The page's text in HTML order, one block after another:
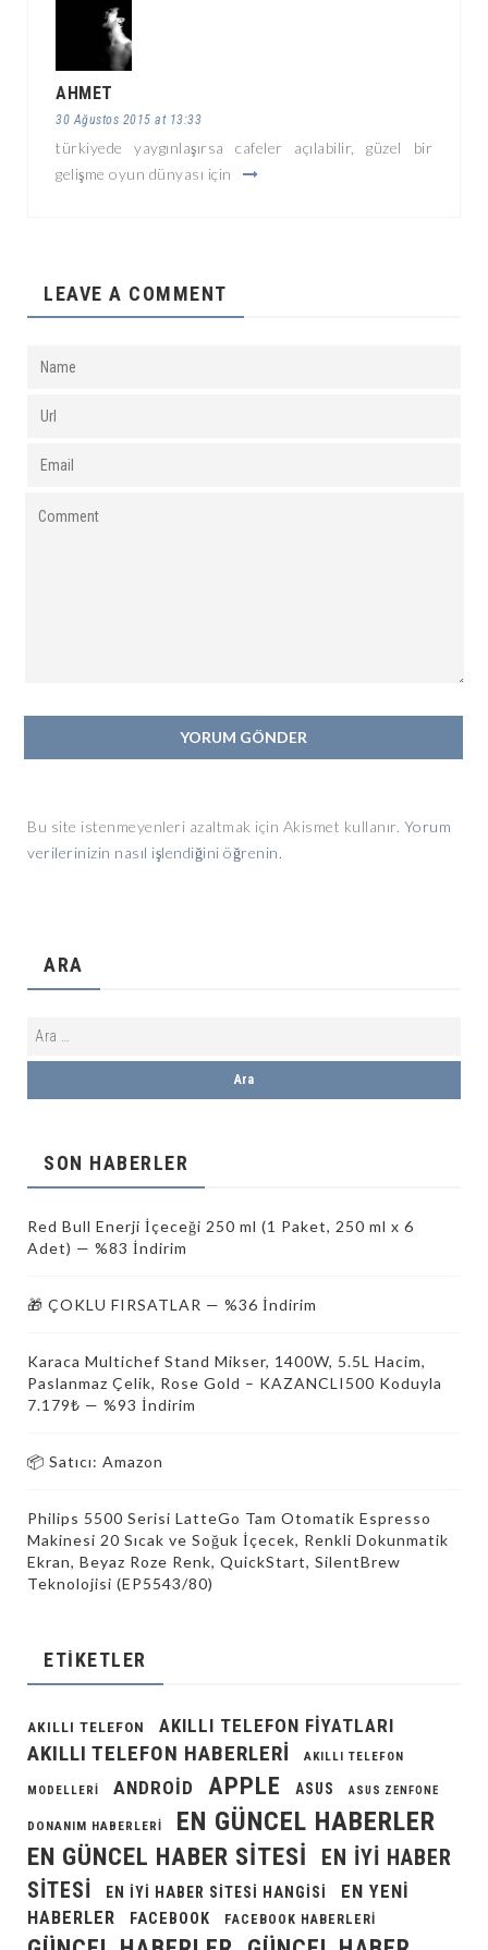
AHMET
30 Ağustos 2015 at 13:33
türkiyede yaygınlaşırsa cafeler açılabilir, güzel bir
gelişme oyun dünyası için
LEAVE A COMMENT
Bu site istenmeyenleri azaltmak için Akismet kullanır. Yorum
verilerinizin nasıl işlendiğini öğrenin.
ARA
SON HABERLER
Red Bull Enerji İçeceği 250 ml (1 Paket, 250 ml x 6
Adet) — %83 İndirim
🎁 ÇOKLU FIRSATLAR — %36 İndirim
Karaca Multichef Stand Mikser, 1400W, 5.5L Hacim,
Paslanmaz Çelik, Rose Gold – KAZANCLI500 Koduyla
7.179₺ — %93 İndirim
📦 Satıcı: Amazon
Philips 5500 Serisi LatteGo Tam Otomatik Espresso
Makinesi 20 Sıcak ve Soğuk İçecek, Renkli Dokunmatik
Ekran, Beyaz Roze Renk, QuickStart, SilentBrew
Teknolojisi (EP5543/80)
ETIKETLER
AKILLI TELEFON AKILLI TELEFON FIYATLARI
AKILLI TELEFON HABERLERI AKILLI TELEFON
MODELLERI ANDROID APPLE ASUS ASUS ZENFONE
DONANIM HABERLERI EN GÜNCEL HABERLER
EN GÜNCEL HABER SITESI
EN IYI HABER
SITESI
EN IYI HABER SITESI HANGISI
EN YENI
HABERLER
FACEBOOK FACEBOOK HABERLERI